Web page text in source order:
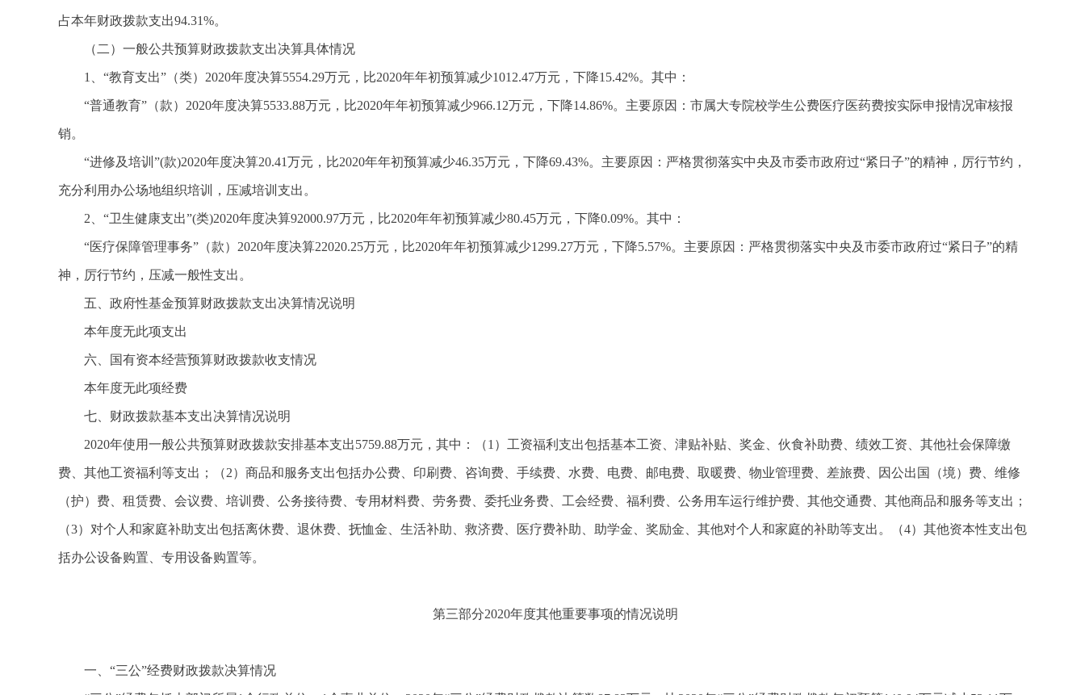
占本年财政拨款支出94.31%。
（二）一般公共预算财政拨款支出决算具体情况
1、“教育支出”（类）2020年度决算5554.29万元，比2020年年初预算减少1012.47万元，下降15.42%。其中：
“普通教育”（款）2020年度决算5533.88万元，比2020年年初预算减少966.12万元，下降14.86%。主要原因：市属大专院校学生公费医疗医药费按实际申报情况审核报
销。
“进修及培训”(款)2020年度决算20.41万元，比2020年年初预算减少46.35万元，下降69.43%。主要原因：严格贯彻落实中央及市委市政府过“紧日子”的精神，厉行节约，
充分利用办公场地组织培训，压减培训支出。
2、“卫生健康支出”(类)2020年度决算92000.97万元，比2020年年初预算减少80.45万元，下降0.09%。其中：
“医疗保障管理事务”（款）2020年度决算22020.25万元，比2020年年初预算减少1299.27万元，下降5.57%。主要原因：严格贯彻落实中央及市委市政府过“紧日子”的精
神，厉行节约，压减一般性支出。
五、政府性基金预算财政拨款支出决算情况说明
本年度无此项支出
六、国有资本经营预算财政拨款收支情况
本年度无此项经费
七、财政拨款基本支出决算情况说明
2020年使用一般公共预算财政拨款安排基本支出5759.88万元，其中：（1）工资福利支出包括基本工资、津贴补贴、奖金、伙食补助费、绩效工资、其他社会保障缴
费、其他工资福利等支出；（2）商品和服务支出包括办公费、印刷费、咨询费、手续费、水费、电费、邮电费、取暖费、物业管理费、差旅费、因公出国（境）费、维修
（护）费、租赁费、会议费、培训费、公务接待费、专用材料费、劳务费、委托业务费、工会经费、福利费、公务用车运行维护费、其他交通费、其他商品和服务等支出；
（3）对个人和家庭补助支出包括离休费、退休费、抚恤金、生活补助、救济费、医疗费补助、助学金、奖励金、其他对个人和家庭的补助等支出。（4）其他资本性支出包
括办公设备购置、专用设备购置等。
第三部分2020年度其他重要事项的情况说明
一、“三公”经费财政拨款决算情况